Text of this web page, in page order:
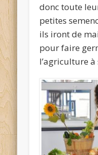
donc toute
petites
ils iront de
pour faire
l’agriculture